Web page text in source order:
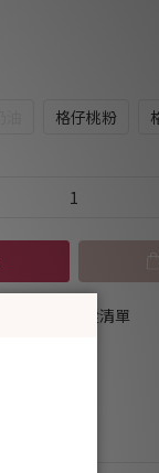
格仔桃粉
加入追蹤清單